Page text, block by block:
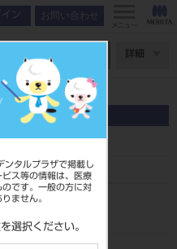
ンタルプラザで掲載し
ビス等の情報は、医療
です。一般の方に対
ません。
選択ください。
イン お問い合わせ
メニュー
詳細
本入 ＃11SB
品目コード